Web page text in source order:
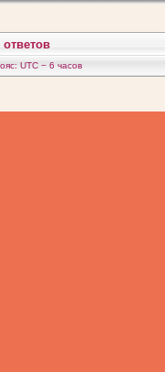
UTC − 6 часов